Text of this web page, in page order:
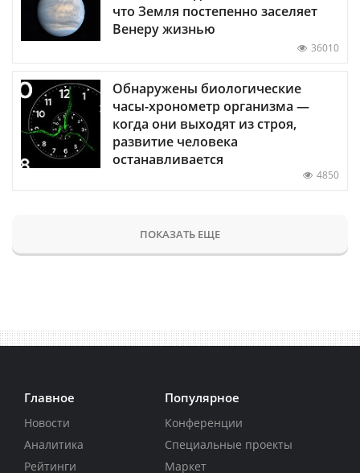
что Земля постепенно заселяет
Венеру жизнью
36010
Обнаружены биологические
часы-хронометр организма —
когда они выходят из строя,
развитие человека
останавливается
4850
ПОКАЗАТЬ ЕЩЕ
Главное
Новости
Аналитика
Рейтинги
Популярное
Конференции
Специальные проекты
Маркет